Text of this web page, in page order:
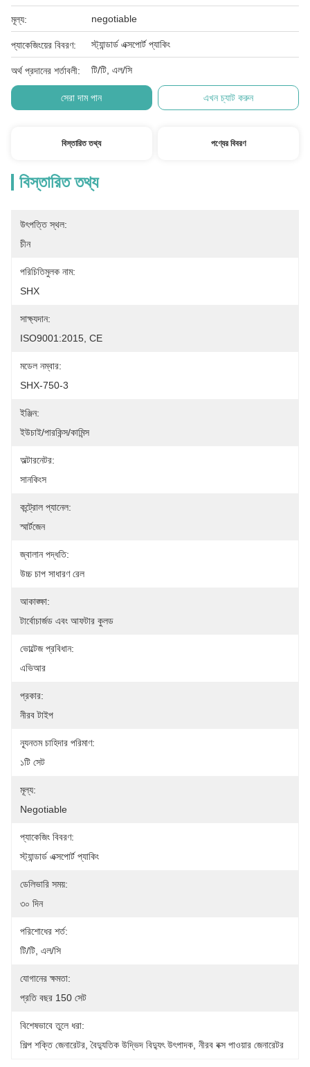
মূল্য: negotiable
প্যাকেজিংয়ের বিবরণ: স্ট্যান্ডার্ড এক্সপোর্ট প্যাকিং
অর্থ প্রদানের শর্তাবলী: টি/টি, এল/সি
সেরা দাম পান এখন চ্যাট করুন
বিস্তারিত তথ্য পণ্যের বিবরণ
বিস্তারিত তথ্য
উৎপত্তি স্থল:
চীন
পরিচিতিমুলক নাম:
SHX
সাক্ষ্যদান:
ISO9001:2015, CE
মডেল নম্বার:
SHX-750-3
ইঞ্জিন:
ইউচাই/পারকিন্স/কামিন্স
অল্টারনেটর:
সানকিংস
কন্ট্রোল প্যানেল:
স্মার্টজেন
জ্বালান পদ্ধতি:
উচ্চ চাপ সাধারণ রেল
আকাঙ্ক্ষা:
টার্বোচার্জড এবং আফটার কুলড
ভোল্টেজ প্রবিধান:
এভিআর
প্রকার:
নীরব টাইপ
ন্যূনতম চাহিদার পরিমাণ:
১টি সেট
মূল্য:
Negotiable
প্যাকেজিং বিবরণ:
স্ট্যান্ডার্ড এক্সপোর্ট প্যাকিং
ডেলিভারি সময়:
৩০ দিন
পরিশোধের শর্ত:
টি/টি, এল/সি
যোগানের ক্ষমতা:
প্রতি বছর 150 সেট
বিশেষভাবে তুলে ধরা:
শিল্প শক্তি জেনারেটর , বৈদ্যুতিক উদ্ভিদ বিদ্যুৎ উৎপাদক নীরব বক্স পাওয়ার জেনারেটর